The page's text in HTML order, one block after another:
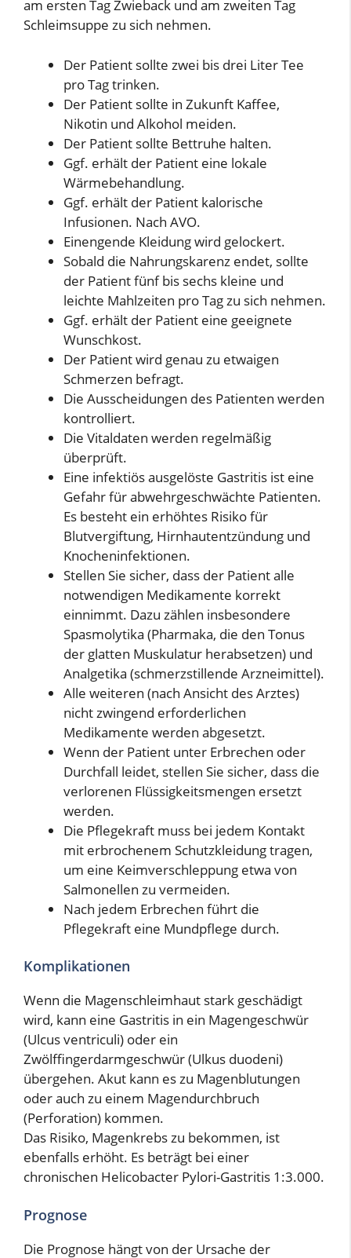
am ersten Tag Zwieback und am zweiten Tag
Schleimsuppe zu sich nehmen.
Der Patient sollte zwei bis drei Liter Tee
pro Tag trinken.
Der Patient sollte in Zukunft Kaffee,
Nikotin und Alkohol meiden.
Der Patient sollte Bettruhe halten.
Ggf. erhält der Patient eine lokale
Wärmebehandlung.
Ggf. erhält der Patient kalorische
Infusionen. Nach AVO.
Einengende Kleidung wird gelockert.
Sobald die Nahrungskarenz endet, sollte
der Patient fünf bis sechs kleine und
leichte Mahlzeiten pro Tag zu sich nehmen.
Ggf. erhält der Patient eine geeignete
Wunschkost.
Der Patient wird genau zu etwaigen
Schmerzen befragt.
Die Ausscheidungen des Patienten werden
kontrolliert.
Die Vitaldaten werden regelmäßig
überprüft.
Eine infektiös ausgelöste Gastritis ist eine
Gefahr für abwehrgeschwächte Patienten.
Es besteht ein erhöhtes Risiko für
Blutvergiftung, Hirnhautentzündung und
Knocheninfektionen.
Stellen Sie sicher, dass der Patient alle
notwendigen Medikamente korrekt
einnimmt. Dazu zählen insbesondere
Spasmolytika (Pharmaka, die den Tonus
der glatten Muskulatur herabsetzen) und
Analgetika (schmerzstillende Arzneimittel).
Alle weiteren (nach Ansicht des Arztes)
nicht zwingend erforderlichen
Medikamente werden abgesetzt.
Wenn der Patient unter Erbrechen oder
Durchfall leidet, stellen Sie sicher, dass die
verlorenen Flüssigkeitsmengen ersetzt
werden.
Die Pflegekraft muss bei jedem Kontakt
mit erbrochenem Schutzkleidung tragen,
um eine Keimverschleppung etwa von
Salmonellen zu vermeiden.
Nach jedem Erbrechen führt die
Pflegekraft eine Mundpflege durch.
Komplikationen
Wenn die Magenschleimhaut stark geschädigt
wird, kann eine Gastritis in ein Magengeschwür
(Ulcus ventriculi) oder ein
Zwölffingerdarmgeschwür (Ulkus duodeni)
übergehen. Akut kann es zu Magenblutungen
oder auch zu einem Magendurchbruch
(Perforation) kommen.
Das Risiko, Magenkrebs zu bekommen, ist
ebenfalls erhöht. Es beträgt bei einer
chronischen Helicobacter Pylori-Gastritis 1:3.000.
Prognose
Die Prognose hängt von der Ursache der